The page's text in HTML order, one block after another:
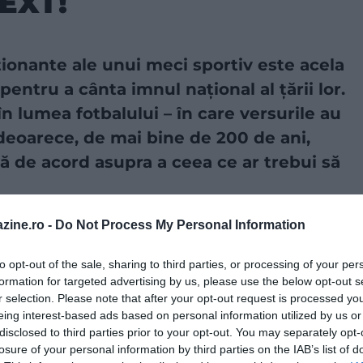
- Do Not Process My Personal Information
opt-out of the sale, sharing to third parties, or processing of your
for targeted advertising by us, please use the below opt-out
selection. Please note that after your opt-out request is processed
interest-based ads based on personal information utilized by us
to third parties prior to your opt-out. You may separately
of your personal information by third parties on the IAB’s list of
ale unui meci sportiv este acela
a cânta imnul național al țării lor.
lumea fotbalului – în care versurile au
de mai bine de 200 de ani,
de acord asupra a ceea ce ar trebui să
preferată în Căutarea Google!
încă din secolul al XVIII-lea nu s-a ajuns la un acord
Real” (Marșul regal). Compus de
în 1761, acesta a fost transformat în imn național
în anii 1770.